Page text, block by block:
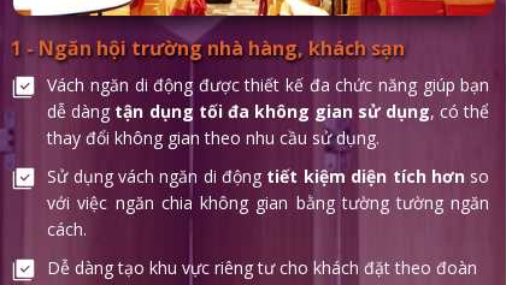
1 - Ngăn hội trường nhà hàng, khách sạn
Vách ngăn di động được thiết kế đa chức năng giúp bạn
dễ dàng tận dụng tối đa không gian sử dụng, có thể
thay đổi không gian theo nhu cầu sử dụng.
Sử dụng vách ngăn di động tiết kiệm diện tích hơn so
với việc ngăn chia không gian bằng tường tường ngăn
cách.
Dễ dàng tạo khu vực riêng tư cho khách đặt theo đoàn